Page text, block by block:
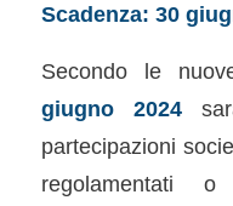
Scadenza: 30
Secondo le
giugno 2024
partecipazioni
regolamentati